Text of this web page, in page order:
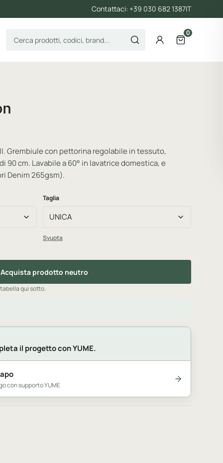
Contattaci: +39 030 682 1387IT
Cerca prodotti AccountApri il
0
Grembiule con pettorina regolabile in tessuto,
90 cm. Lavabile a 60° in lavatrice domestica, e
Denim 265gsm).
Taglia
Svuota
Acquista prodotto neutro
qui sotto.
il progetto con YUME.
con supporto YUME